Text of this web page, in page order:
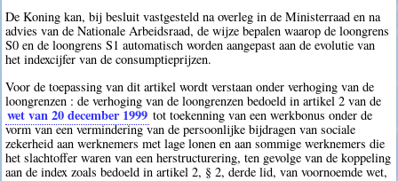
De Koning kan, bij besluit vastgesteld na overleg in de Ministerraad en na
advies van de Nationale Arbeidsraad, de wijze bepalen waarop de loongrens
S0 en de loongrens S1 automatisch worden aangepast aan de evolutie van
het indexcijfer van de consumptieprijzen.
Voor de toepassing van dit artikel wordt verstaan onder verhoging van de
loongrenzen : de verhoging van de loongrenzen bedoeld in artikel 2 van de
wet van 20 december 1999 tot toekenning van een werkbonus onder de
vorm van een vermindering van de persoonlijke bijdragen van sociale
zekerheid aan werknemers met lage lonen en aan sommige werknemers die
het slachtoffer waren van een herstructurering, ten gevolge van de koppeling
aan de index zoals bedoeld in artikel 2, § 2, derde lid, van voornoemde wet,